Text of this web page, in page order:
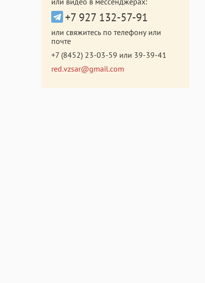
+7 927 132-57-91
или свяжитесь по телефону или
почте
+7 (8452) 23-03-59 или 39-39-41
red.vzsar@gmail.com